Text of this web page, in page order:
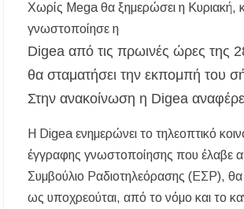
την 1η Οκτωβρίου 2026 – Τι αλλάζει για
ιδιοκτήτες και ενοικιαστές
ηλεκτρικού οχήματος – Ποιοι είναι οι
Κυνήγι 2026-2027: Πότε ανοίγει η κυνηγετική
περίοδος και πόσο κοστίζει η άδεια θήρας
ΑΝ.ΕΤ.ΧΑ.: Παρατείνεται η προθεσμία
υποβολής προτάσεων στο πλαίσιο του LEADER
Χωρίς Μega θα ξημερώσει η
γνωστοποίησε η
Digea από τις πρωινές ώρες της
θα σταματήσει την εκπομπή του
Στην ανακοίνωση η Digea
H Digea ενημερώνει το τηλεοπτικό
έγγραφης γνωστοποίησης που έλαβε
Συμβούλιο Ραδιοτηλεόρασης (ΕΣΡ),
ως υποχρεούται, από το νόμο και το